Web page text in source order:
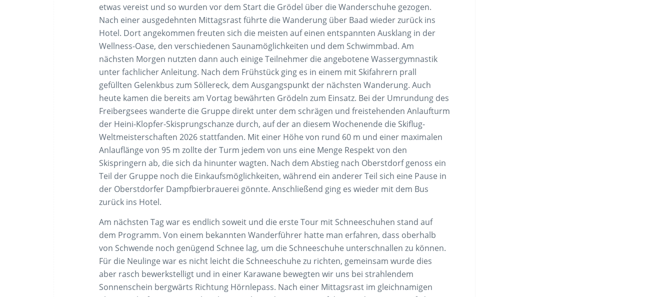
etwas vereist und so wurden vor dem Start die Grödel über die Wanderschuhe gezogen.
Nach einer ausgedehnten Mittagsrast führte die Wanderung über Baad wieder zurück ins
Hotel. Dort angekommen freuten sich die meisten auf einen entspannten Ausklang in der
Wellness-Oase, den verschiedenen Saunamöglichkeiten und dem Schwimmbad. Am
nächsten Morgen nutzten dann auch einige Teilnehmer die angebotene Wassergymnastik
unter fachlicher Anleitung. Nach dem Frühstück ging es in einem mit Skifahrern prall
gefüllten Gelenkbus zum Söllereck, dem Ausgangspunkt der nächsten Wanderung. Auch
heute kamen die bereits am Vortag bewährten Grödeln zum Einsatz. Bei der Umrundung des
Freibergsees wanderte die Gruppe direkt unter dem schrägen und freistehenden Anlaufturm
der Heini-Klopfer-Skisprungschanze durch, auf der an diesem Wochenende die Skiflug-
Weltmeisterschaften 2026 stattfanden. Mit einer Höhe von rund 60 m und einer maximalen
Anlauflänge von 95 m zollte der Turm jedem von uns eine Menge Respekt von den
Skispringern ab, die sich da hinunter wagten. Nach dem Abstieg nach Oberstdorf genoss ein
Teil der Gruppe noch die Einkaufsmöglichkeiten, während ein anderer Teil sich eine Pause in
der Oberstdorfer Dampfbierbrauerei gönnte. Anschließend ging es wieder mit dem Bus
zurück ins Hotel.
Am nächsten Tag war es endlich soweit und die erste Tour mit Schneeschuhen stand auf
dem Programm. Von einem bekannten Wanderführer hatte man erfahren, dass oberhalb
von Schwende noch genügend Schnee lag, um die Schneeschuhe unterschnallen zu können.
Für die Neulinge war es nicht leicht die Schneeschuhe zu richten, gemeinsam wurde dies
aber rasch bewerkstelligt und in einer Karawane bewegten wir uns bei strahlendem
Sonnenschein bergwärts Richtung Hörnlepass. Nach einer Mittagsrast im gleichnamigen